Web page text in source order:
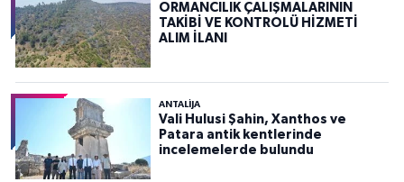
ORMANCILIK ÇALIŞMALARININ
TAKİBİ VE KONTROLÜ HİZMETİ
ALIM İLANI
ANTALIJA
Vali Hulusi Şahin, Xanthos ve
Patara antik kentlerinde
incelemelerde bulundu